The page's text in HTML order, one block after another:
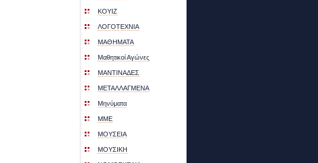
ΚΟΥΙΖ
ΛΟΓΟΤΕΧΝΙΑ
ΜΑΘΗΜΑΤΑ
Μαθητικοί Αγώνες
ΜΑΝΤΙΝΑΔΕΣ
ΜΕΤΑΛΛΑΓΜΕΝΑ
Μηνύματα
ΜΜΕ
ΜΟΥΣΕΙΑ
ΜΟΥΣΙΚΗ